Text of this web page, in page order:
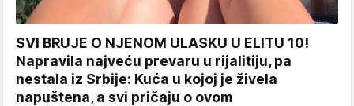
SVI BRUJE O NJENOM ULASKU U ELITU 10!
Napravila najveću prevaru u rijalitiju, pa
nestala iz Srbije: Kuća u kojoj je živela
napuštena, a svi pričaju o ovom